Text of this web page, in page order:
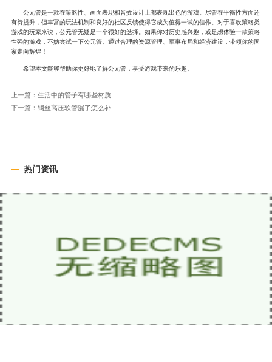
公元管是一款在策略性、画面表现和音效设计上都表现出色的游戏。尽管在平衡性方面还
有待提升，但丰富的玩法机制和良好的社区反馈使得它成为值得一试的佳作。对于喜欢策略类
游戏的玩家来说，公元管无疑是一个很好的选择。如果你对历史感兴趣，或是想体验一款策略
性强的游戏，不妨尝试一下公元管。通过合理的资源管理、军事布局和经济建设，带领你的国
家走向辉煌！
希望本文能够帮助你更好地了解公元管，享受游戏带来的乐趣。
上一篇： 生活中的管子有哪些材质
下一篇： 钢丝高压软管漏了怎么补
热门资讯